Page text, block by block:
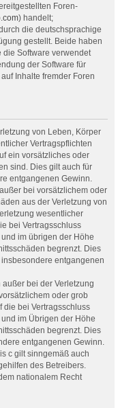
Foren-
) handelt;
die deutschsprachige
gestellt. Beide haben
die Software verwendet
der Software für
Inhalte fremder Foren
von Leben, Körper
Vertragspflichten
ein vorsätzliches oder
sind. Dies gilt auch für
entgangenen Gewinn.
bei vorsätzlichem oder
aus der Verletzung von
wesentlicher
bei Vertragsschluss
im übrigen der Höhe
begrenzt. Dies
entgangenen
bei der Verletzung
oder grob
die bei Vertragsschluss
im Übrigen der Höhe
begrenzt. Dies
entgangenen Gewinn.
c gilt sinngemäß auch
des Betreibers.
nationalem Recht